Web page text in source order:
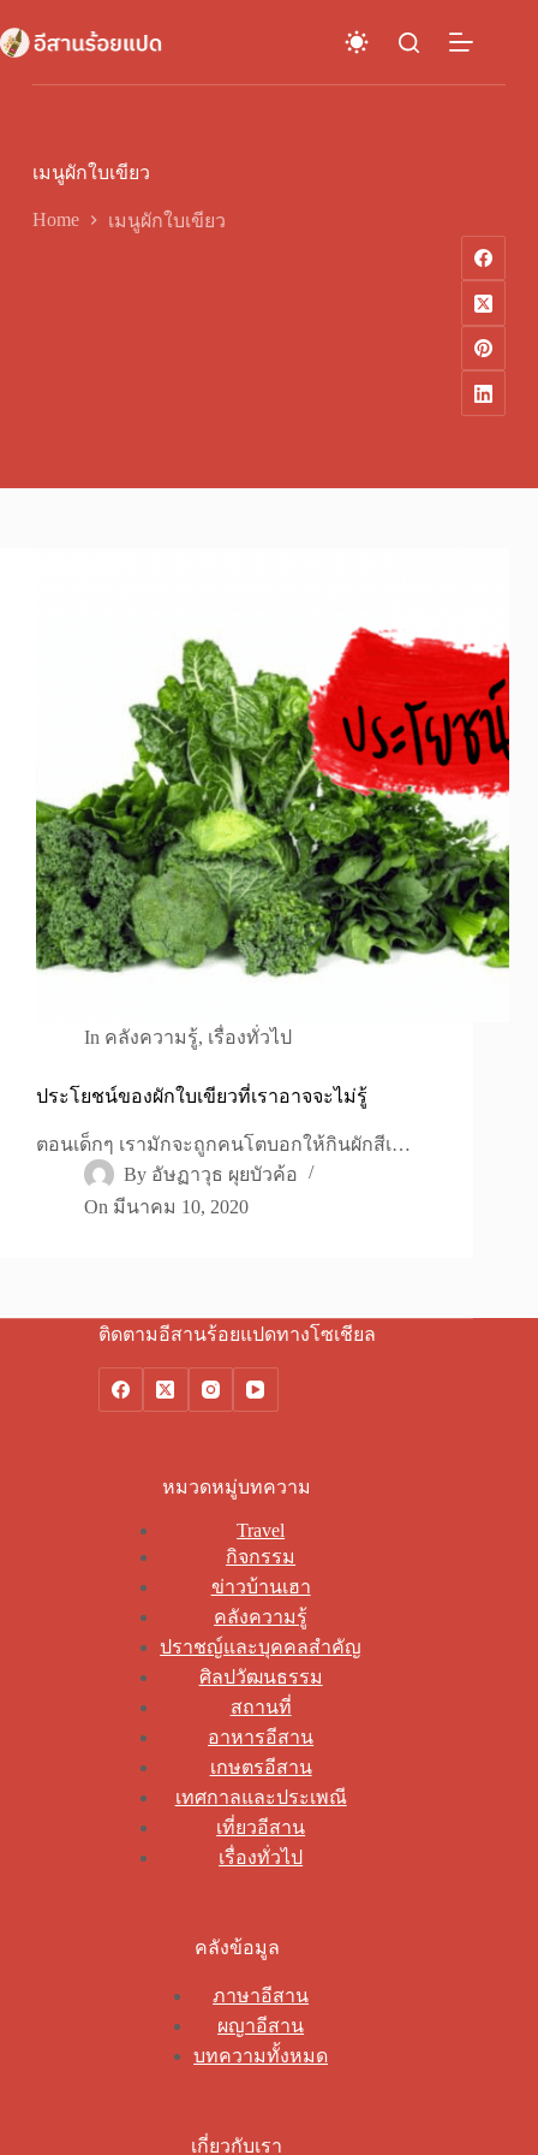
to
content
เมนูผักใบเขียว
Home เมนูผักใบเขียว
In คลังความรู้, เรื่องทั่วไป
ประโยชน์ของผักใบเขียวที่เราอาจจะไม่รู้
ตอนเด็กๆ เรามักจะถูกคนโตบอกให้กินผักสีเ…
By อัษฏาวุธ ผุยบัวค้อ
On มีนาคม 10, 2020
ติดตามอีสานร้อยแปดทางโซเชียล
หมวดหมู่บทความ
Travel
กิจกรรม
ข่าวบ้านเฮา
คลังความรู้
ปราชญ์และบุคคลสำคัญ
ศิลปวัฒนธรรม
สถานที่
อาหารอีสาน
เกษตรอีสาน
เทศกาลและประเพณี
เที่ยวอีสาน
เรื่องทั่วไป
คลังข้อมูล
ภาษาอีสาน
ผญาอีสาน
บทความทั้งหมด
เกี่ยวกับเรา